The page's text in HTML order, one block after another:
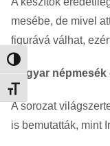
Nagy kontraszt váltása
Betűméret váltása
mesébe, de mivel
figurává válhat,
Magyar népmesék
A sorozat
is bemutatták, mint